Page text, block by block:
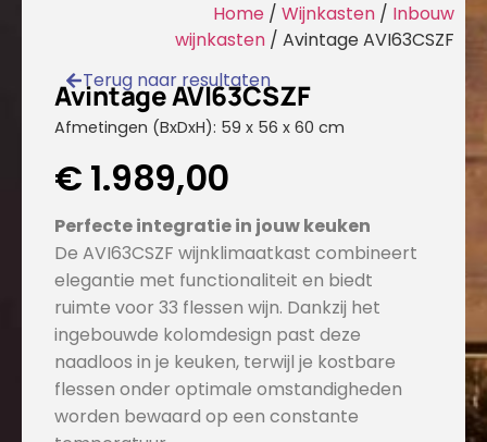
Home / Wijnkasten / Inbouw
wijnkasten / Avintage AVI63CSZF
Terug naar resultaten
Avintage AVI63CSZF
Afmetingen (BxDxH): 59 x 56 x 60 cm
€ 1.989,00
Perfecte integratie in jouw keuken
De AVI63CSZF wijnklimaatkast combineert
elegantie met functionaliteit en biedt
ruimte voor 33 flessen wijn. Dankzij het
ingebouwde kolomdesign past deze
naadloos in je keuken, terwijl je kostbare
flessen onder optimale omstandigheden
worden bewaard op een constante